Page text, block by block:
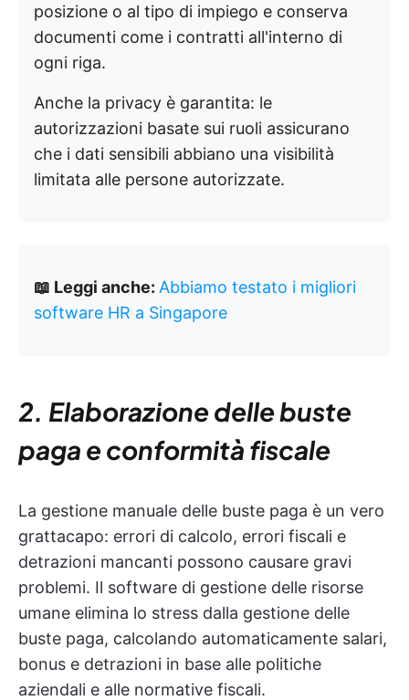
posizione o al tipo di impiego e conserva
documenti come i contratti all'interno di
ogni riga.
Anche la privacy è garantita: le
autorizzazioni basate sui ruoli assicurano
che i dati sensibili abbiano una visibilità
limitata alle persone autorizzate.
📖 Leggi anche: Abbiamo testato i migliori
software HR a Singapore
2. Elaborazione delle buste
paga e conformità fiscale
La gestione manuale delle buste paga è un vero
grattacapo: errori di calcolo, errori fiscali e
detrazioni mancanti possono causare gravi
problemi. Il software di gestione delle risorse
umane elimina lo stress dalla gestione delle
buste paga, calcolando automaticamente salari,
bonus e detrazioni in base alle politiche
aziendali e alle normative fiscali.